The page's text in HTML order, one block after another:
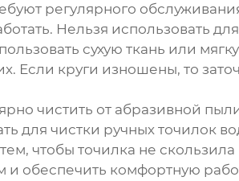
регулярного
Нельзя использовать
сухую ткань или
Если круги изношены, то
чистить от абразивной
для чистки ручных точилок
чтобы точилка не
и обеспечить комфортную